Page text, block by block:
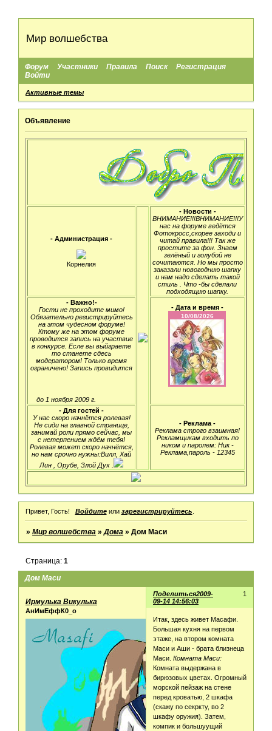
Мир волшебства
Форум Участники Правила Поиск
Регистрация
Войти
Активные темы
Объявление
- Администрация -
Корнелия
- Новости -
ВНИМАНИЕ!!!ВНИМАНИЕ!!!У
нас на форуме ведётся
Фотокросс,скорее заходи и
читай правила!!! Так же
простите за фон. Знаем
зелёный и голубой не
сочитаются. Но мы просто
заказали новогоднию шапку
и нам надо сделать такой
стиль . Что -бы сделали
подходящию шапку.
- Важно!-
Гости не проходите мимо!
Обязательно регистрируйтесь
на этом чудесном форуме!
Ктому же на этом форуме
проводится запись на участвие
в конкурсе. Есле вы выйграете
то станете сдесь
модератором! Только время
ограничено! Запись провидится
до 1 ноября 2009 г.
- Дата и время -
- Для гостей -
У нас скоро начнётся ролевая!
Не сиди на главной странице,
занимай роли прямо сейчас, мы
с нетерпением ждём тебя!
Ролевая может скоро начнётся,
но нам срочно нужны:Вилл, Хай
Лин , Орубе, Злой Дух .
- Реклама -
Реклама строго взаимная!
Рекламщикам входить по
ником и паролем: Ник -
Реклама,пароль - 12345
Привет, Гость! Войдитеили зарегистрируйтесь
»Мир волшебства »Дома »Дом Маси
Дом Маси
Страница:1
Поделиться 1
2009-
09-14 14:56:03
Ирмулька Викулька
АнИмЕффК0_о
Итак, здесь живет Масафи.
Большая кухня на первом
этаже, на втором комната
Маси и Аши - брата близнеца
Маси.Комната Маси:
Комната выдержана в
бирюзовых цветах. Огромный
морской пейзаж на стене
перед кроватью, 2 шкафа
(скажу по секркту, во 2
шкафу оружия). Затем,
компик и большуущий